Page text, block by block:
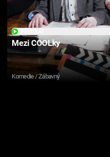
Mezi COOLky
Komedie / Zábavný